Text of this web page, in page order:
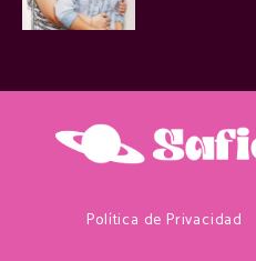
Política de Privacidad